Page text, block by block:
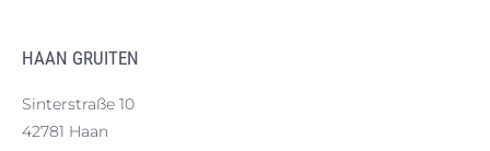
HAAN GRUITEN
Sinterstraße 10
42781 Haan